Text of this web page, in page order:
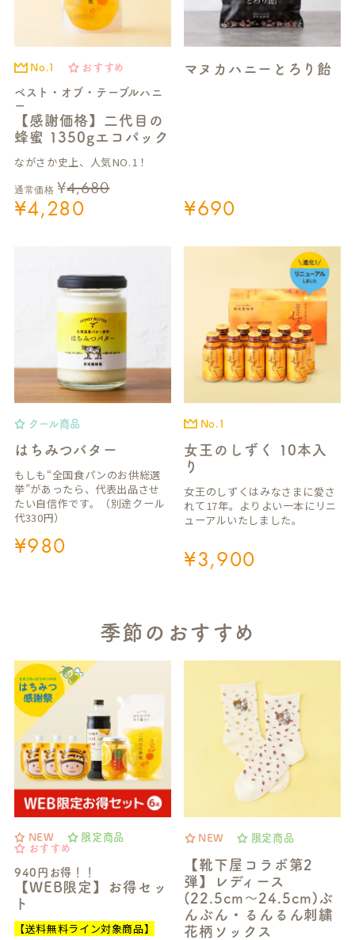
No.1 おすすめ
ベスト・オブ・テーブルハニ
ー
【感謝価格】二代目の
蜂蜜 1350gエコパック
ながさか史上、人気NO.1！
通常価格 ¥4,680
¥4,280
マヌカハニーとろり飴
¥690
クール商品
はちみつバター
もしも“全国食パンのお供総選
挙”があったら、代表出品させ
たい自信作です。（別途クール
代330円）
¥980
No.1
女王のしずく 10本入
り
女王のしずくはみなさまに愛さ
れて17年。よりよい一本にリニ
ューアルいたしました。
¥3,900
季節のおすすめ
NEW
限定商品
おすすめ
940円お得！！
【WEB限定】お得セッ
ト
【送料無料ライン対象商品】
NEW 限定商品
【靴下屋コラボ第2
弾】レディース
(22.5cm～24.5cm)ぶ
んぶん・るんるん刺繍
花柄ソックス